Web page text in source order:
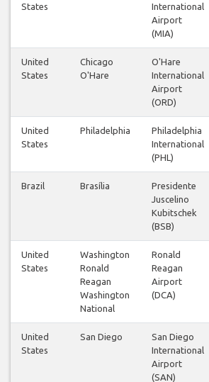
States
International
Airport
(MIA)
United
States
Chicago
O'Hare
O'Hare
International
Airport
(ORD)
United
States
Philadelphia
Philadelphia
International
(PHL)
Brazil Brasília
Presidente
Juscelino
Kubitschek
(BSB)
United
States
Washington
Ronald
Reagan
Washington
National
Ronald
Reagan
Airport
(DCA)
United
States
San Diego
San Diego
International
Airport
(SAN)